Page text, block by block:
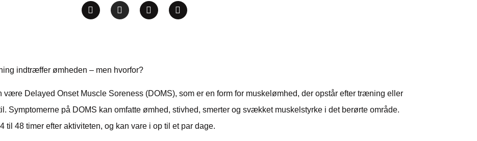
indtræffer ømheden – men hvorfor?
Delayed Onset Muscle Soreness (DOMS), som er en form for muskelømhed, der opstår efter træning eller
Symptomerne på DOMS kan omfatte ømhed, stivhed, smerter og svækket muskelstyrke i det berørte område.
til 48 timer efter aktiviteten, og kan vare i op til et par dage.